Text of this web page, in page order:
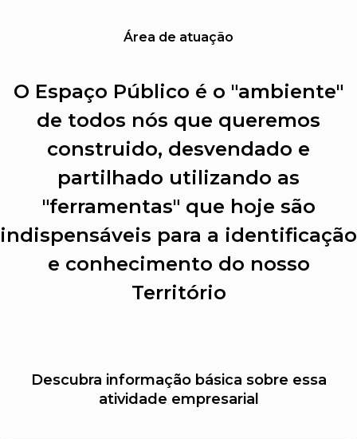
Área de atuação
O Espaço Público é o "ambiente"
de todos nós que queremos
construido, desvendado e
partilhado utilizando as
"ferramentas" que hoje são
indispensáveis para a identificação
e conhecimento do nosso
Território
Descubra informação básica sobre essa
atividade empresarial